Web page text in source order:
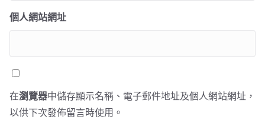
個人網站網址
在瀏覽器中儲存顯示名稱、電子郵件地址及個人網站網址，
以供下次發佈留言時使用。